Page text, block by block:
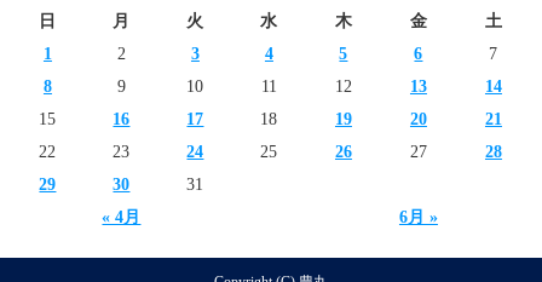
日 月 火 水 木 金 土
« 4月 6月 »
1 2 3 4 5 6
7
8
9 10 11 12 13
14
15
16 17 18 19 20
21
22
23 24 25 26 27
28
29
30 31